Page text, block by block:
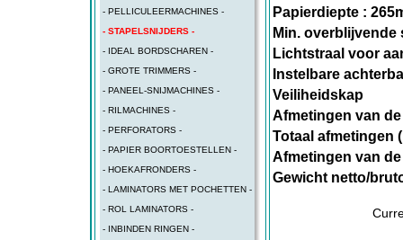
- PELLICULEERMACHINES -
- STAPELSNIJDERS -
- IDEAL BORDSCHAREN -
- GROTE TRIMMERS -
- PANEEL-SNIJMACHINES -
- RILMACHINES -
- PERFORATORS -
- PAPIER BOORTOESTELLEN -
- HOEKAFRONDERS -
- LAMINATORS MET POCHETTEN -
- ROL LAMINATORS -
- INBINDEN RINGEN -
Papierdiepte :
Min. overblijvende
Lichtstraal voor
Instelbare
Veiliheidskap
Afmetingen van
Totaal afmetingen
Afmetingen van
Gewicht netto/